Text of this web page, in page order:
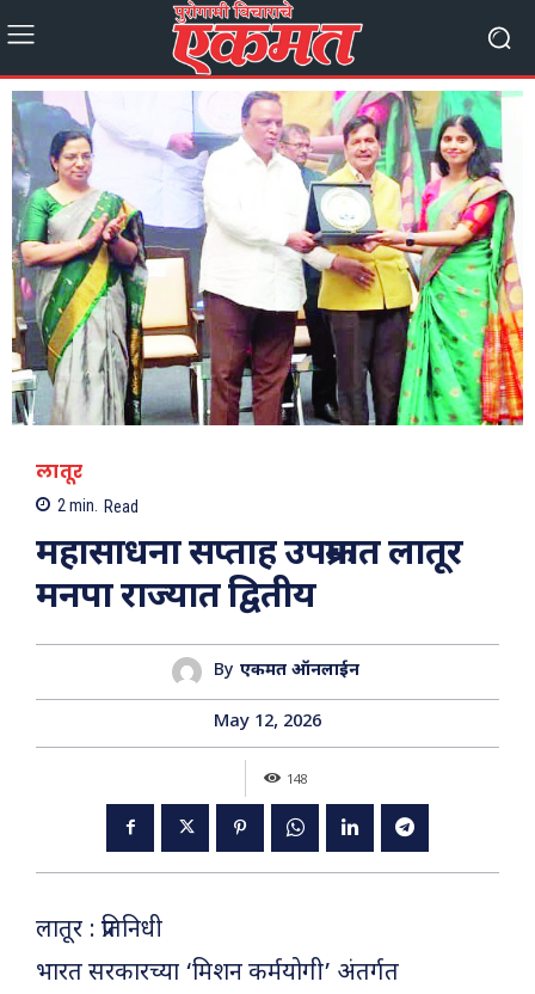
लातूर
2min. Read
महासाधना सप्ताह उपक्रमात लातूर
मनपा राज्यात द्वितीय
By एकमत ऑनलाईन
May 12, 2026
148
लातूर : प्रतिनिधी
भारत सरकारच्या ‘मिशन कर्मयोगी’ अंतर्गत